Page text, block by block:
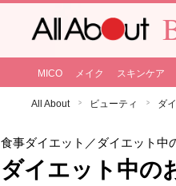
MICO メイク スキンケア
All About ビューティ ダ
食事ダイエット ／ダイエット中
ダイエット中の